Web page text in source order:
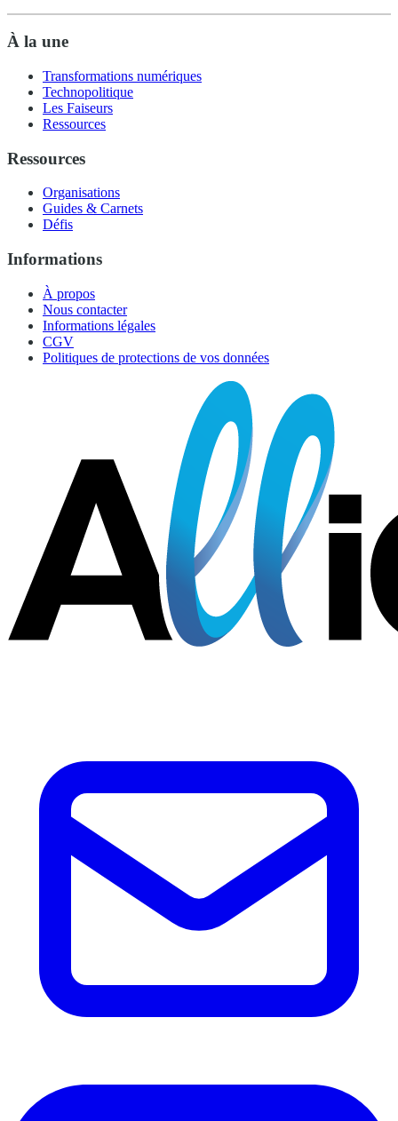
À la une
Transformations numériques
Technopolitique
Les Faiseurs
Ressources
Ressources
Organisations
Guides & Carnets
Défis
Informations
À propos
Nous contacter
Informations légales
CGV
Politiques de protections de vos données